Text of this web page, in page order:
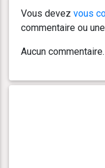
Vous devez vous
commentaire ou
Aucun commentaire.